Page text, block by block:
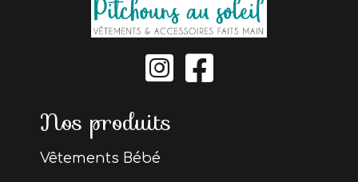
 
Nos produits
Vêtements Bébé